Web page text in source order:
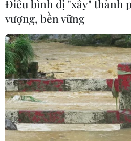
Phó Thống đốc Nguyễn Thị
lúc thị trường thuận lợi, Ngân
mua được ngoại tệ bổ sung dự
Điều bình dị "xây" thành
vượng, bền vững